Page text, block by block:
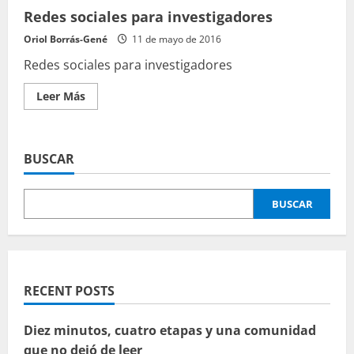
Redes sociales para investigadores
Oriol Borrás-Gené 11 de mayo de 2016
Redes sociales para investigadores
Leer MásLeer
más
investigadores
BUSCAR
BUSCAR
RECENT POSTS
Diez minutos, cuatro etapas y una comunidad
que no dejó de leer